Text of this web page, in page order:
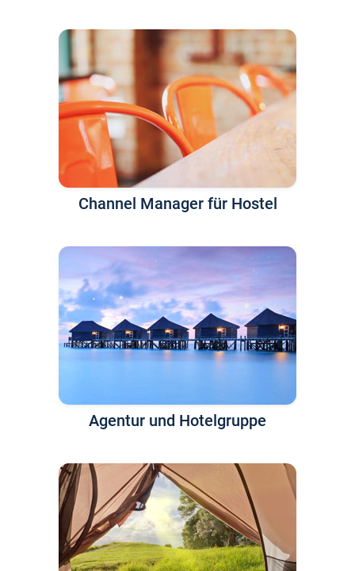
Channel Manager für Hostel
Agentur und Hotelgruppe